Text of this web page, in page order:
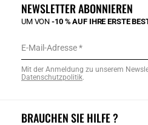
BRAUCHEN SIE HILFE ?
NEWSLETTER ABONNIEREN
UM VON-10 % AUF IHRE ERSTE
E-Mail-Adresse
Mit der Anmeldung zu unserem
Datenschutzpolitik.